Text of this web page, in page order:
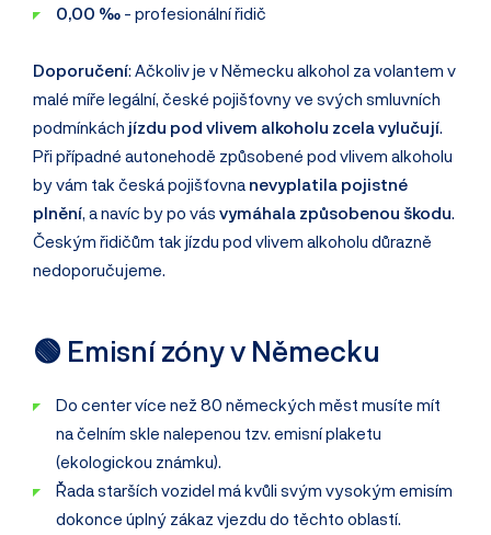
0,00 ‰- profesionální řidič
Doporučení: Ačkoliv je v Německu alkohol za volantem v
malé míře legální, české pojišťovny ve svých smluvních
podmínkách jízdu pod vlivem alkoholu zcela vylučují.
Při případné autonehodě způsobené pod vlivem alkoholu
by vám tak česká pojišťovna nevyplatila pojistné
plnění, a navíc by po vás vymáhala způsobenou škodu.
Českým řidičům tak jízdu pod vlivem alkoholu důrazně
nedoporučujeme.
🟢 Emisní zóny v Německu
Do center více než 80 německých měst musíte mít
na čelním skle nalepenou tzv. emisní plaketu
(ekologickou známku).
Řada starších vozidel má kvůli svým vysokým emisím
dokonce úplný zákaz vjezdu do těchto oblastí.